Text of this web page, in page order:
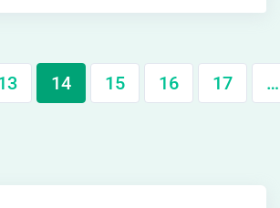
14 15 16 17 …